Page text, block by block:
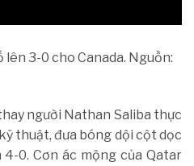
3-0 cho Canada. Nguồn:
người Nathan Saliba thực
thuật, đưa bóng dội cột dọc
0. Cơn ác mộng của Qatar